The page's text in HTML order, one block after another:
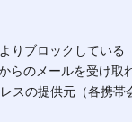
りブロックしている
らのメールを受け取
スの提供元（各携帯